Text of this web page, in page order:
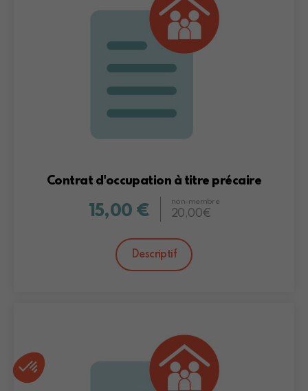
Contrat d'occupation à titre précaire
15,00 €
non-membre
20,00€
Descriptif